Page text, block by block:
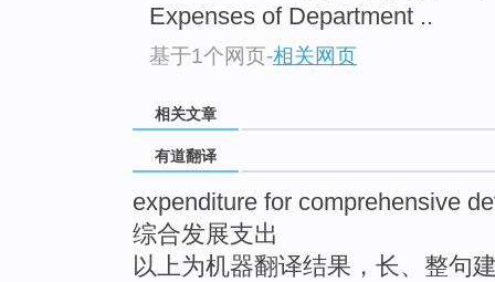
Expenses of Department ..
基于1个网页-相关网页
相关文章
有道翻译
expenditure for comprehensive
综合发展支出
以上为机器翻译结果，长、整句